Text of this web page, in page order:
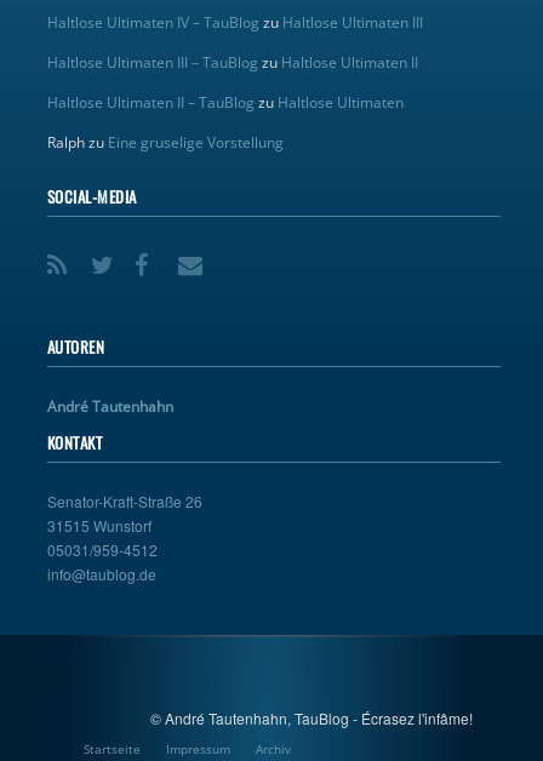
Haltlose Ultimaten IV – TauBlog zu Haltlose Ultimaten III
Haltlose Ultimaten III – TauBlog zu Haltlose Ultimaten II
Haltlose Ultimaten II – TauBlog zu Haltlose Ultimaten
Ralphzu Eine gruselige Vorstellung
SOCIAL-MEDIA
AUTOREN
André Tautenhahn
KONTAKT
Senator-Kraft-Straße 26
31515 Wunstorf
05031/959-4512
info@taublog.de
© André Tautenhahn, TauBlog - Écrasez l'infâme!
Startseite Impressum Archiv